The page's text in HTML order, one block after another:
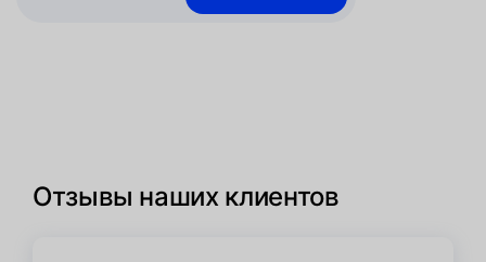
Отзывы наших клиентов